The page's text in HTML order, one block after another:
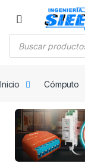
Saltar a la navegación
Saltar al contenido
Inicio Cómputo